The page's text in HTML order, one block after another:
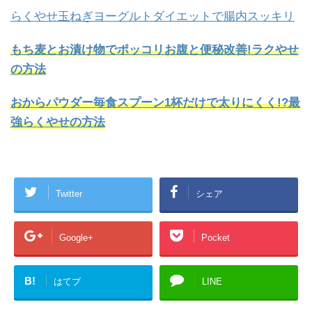
らくやせ玉ねぎヨーグルトダイエットで腸内スッキリ
もち麦とお漬け物でポッコリお腹と便秘改善!ラクやせ
の方法
おからパウダー毎食スプーン1杯だけで太りにくく!?最
強らくやせの方法
Twitter シェア
Google+ Pocket
B! はてブ LINE